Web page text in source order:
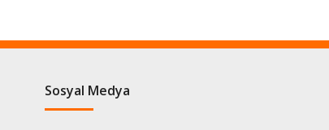
Sosyal Medya